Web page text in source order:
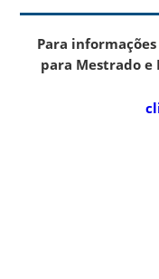
Para
para Mestrado e